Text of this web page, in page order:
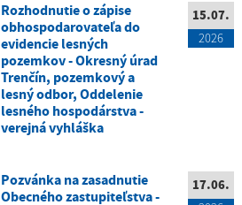
Rozhodnutie o zápise
obhospodarovateľa do
evidencie lesných
pozemkov - Okresný úrad
Trenčín, pozemkový a
lesný odbor, Oddelenie
lesného hospodárstva -
verejná vyhláška
15.07.
2026
Pozvánka na zasadnutie
Obecného zastupiteľstva -
17.06.